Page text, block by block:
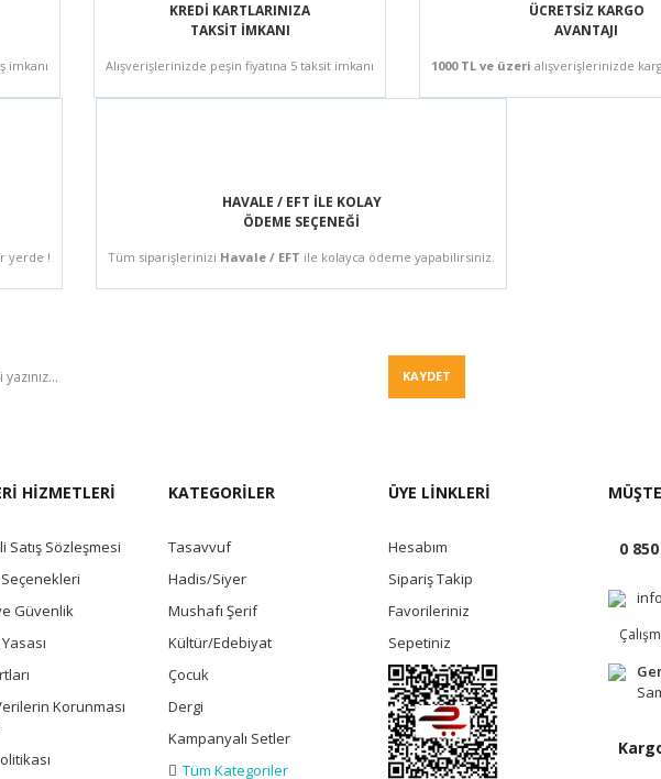
imkanı
KREDİ KARTLARINIZA
TAKSİT İMKANI
Alışverişlerinizde peşin fiyatına 5 taksit imkanı
ÜCRETSİZ KARGO
AVANTAJI
1000 TL ve üzeri alışverişlerinizde
yerde !
HAVALE / EFT İLE KOLAY
ÖDEME SEÇENEĞİ
Tüm siparişlerinizi Havale / EFT ile kolayca ödeme yapabilirsiniz.
KAYDET
HİZMETLERİ
Satış Sözleşmesi
Güvenlik
Korunması
KATEGORİLER
Tasavvuf
Hadis/Siyer
Mushafı Şerif
Kültür/Edebiyat
Çocuk
Dergi
Kampanyalı Setler
Tüm Kategoriler
ÜYE LİNKLERİ
Hesabım
Sipariş Takip
Favorileriniz
Sepetiniz
0